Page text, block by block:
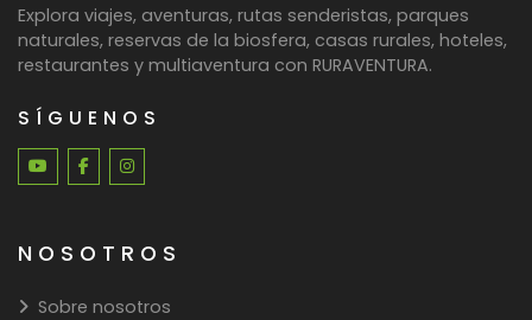
Explora viajes, aventuras, rutas senderistas, parques
naturales, reservas de la biosfera, casas rurales, hoteles,
restaurantes y multiaventura con RURAVENTURA.
SÍGUENOS
NOSOTROS
Sobre nosotros